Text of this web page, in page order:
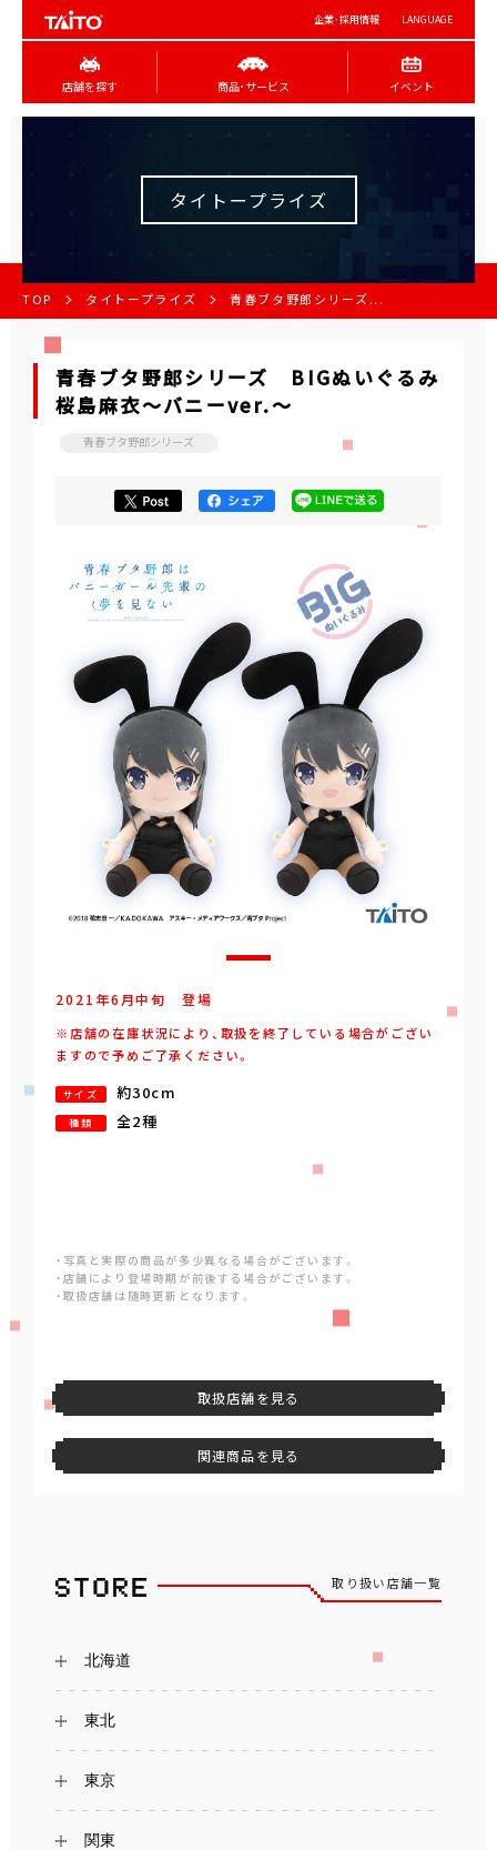
企業･採用情報 LANGUAGE
店舗を探す 商品･サービス イベント
タイトープライズ
TOP タイトープライズ 青春ブタ野郎シリーズ...
青春ブタ野郎シリーズ BIGぬいぐるみ
桜島麻衣～バニーver.～
青春ブタ野郎シリーズ
2021年6 月中旬 登場
※店舗の在庫状況により、取扱を終了している場合がござい
ますので予めご了承ください。
サイズ 約30cm
種類 全2種
・写真と実際の商品が多少異なる場合がございます。
・店舗により登場時期が前後する場合がございます。
・取扱店舗は随時更新となります。
取扱店舗を見る
関連商品を見る
取り扱い店舗一覧
北海道
東北
東京
関東